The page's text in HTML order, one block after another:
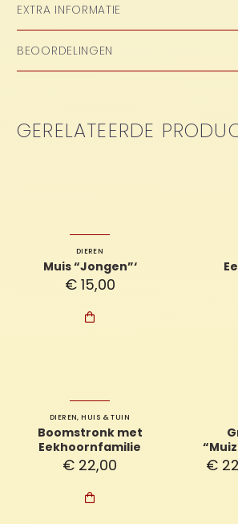
EXTRA INFORMATIE
BEOORDELINGEN
GERELATEERDE
DIEREN
Muis “Jongen”‘
€15,00

DIEREN,HUIS & TUIN
Boomstronk met
Eekhoornfamilie
€ 22,00

€